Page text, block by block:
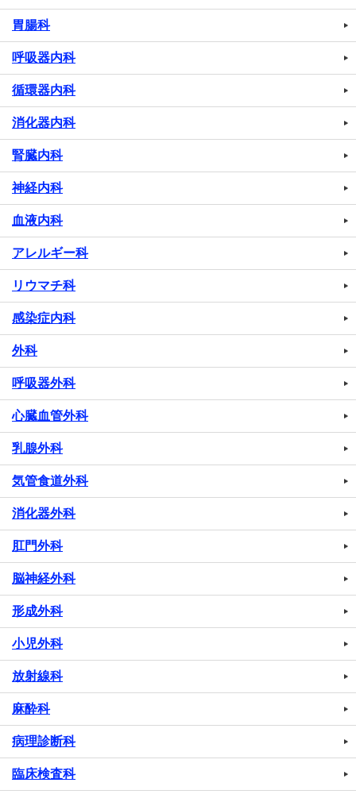
胃腸科
呼吸器内科
循環器内科
消化器内科
腎臓内科
神経内科
血液内科
アレルギー科
リウマチ科
感染症内科
外科
呼吸器外科
心臓血管外科
乳腺外科
気管食道外科
消化器外科
肛門外科
脳神経外科
形成外科
小児外科
放射線科
麻酔科
病理診断科
臨床検査科